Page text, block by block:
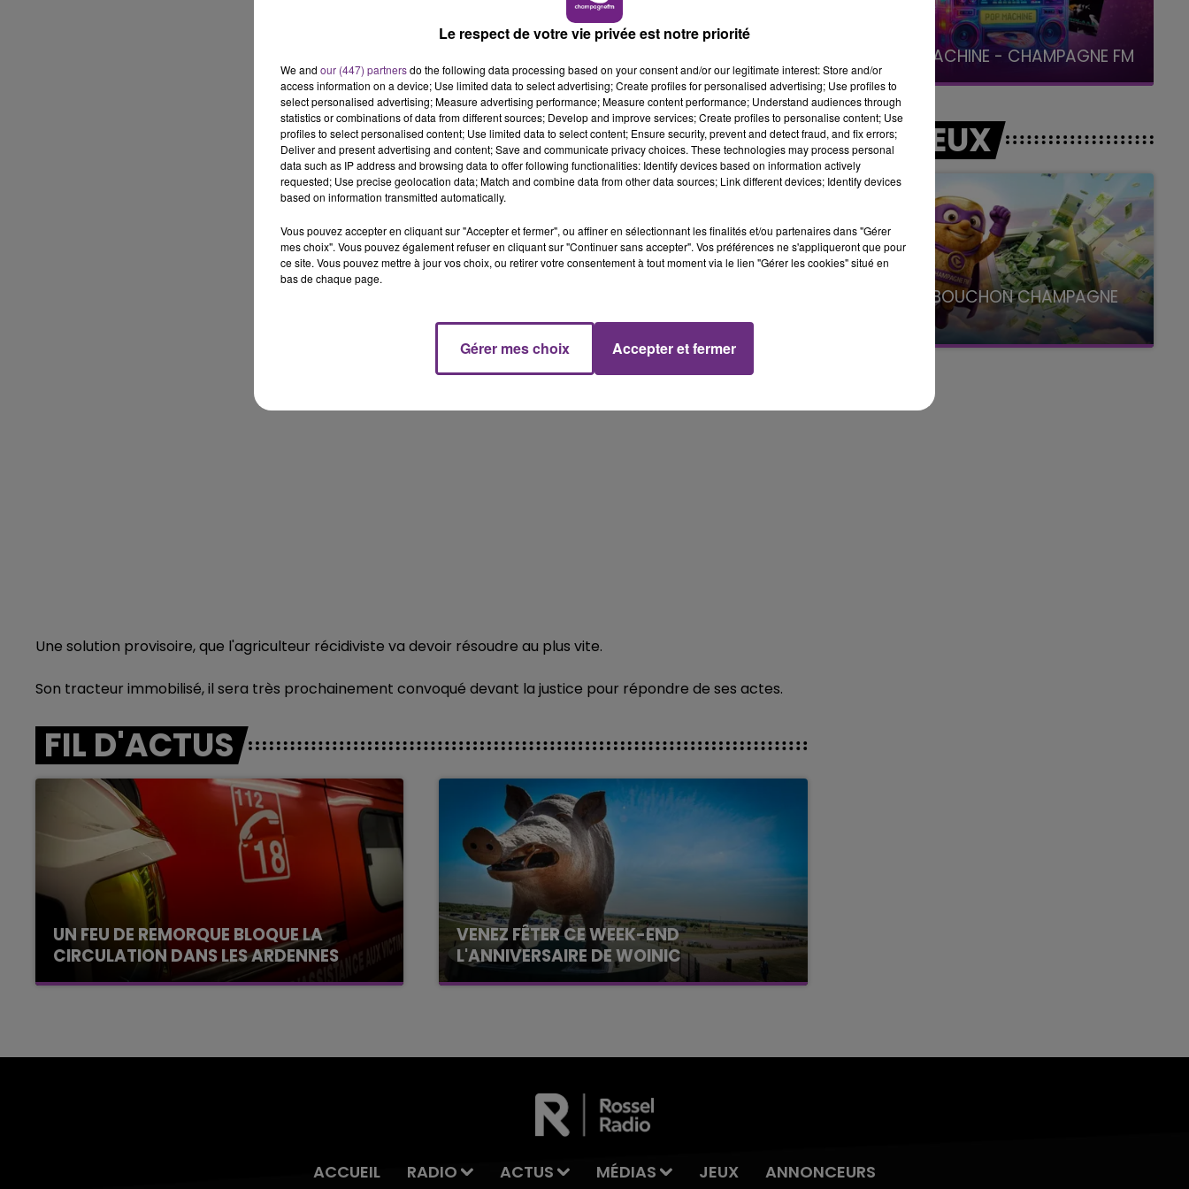
Une solution provisoire, que l'agriculteur récidiviste va devoir résoudre au plus vite.
Son tracteur immobilisé, il sera très prochainement convoqué devant la justice pour répondre de ses actes.
FIL D'ACTUS
UN FEU DE REMORQUE BLOQUE LA
CIRCULATION DANS LES ARDENNES
Un feu de remorque s'est déclaré ce mercredi
VENEZ FÊTER CE WEEK-END
L'ANNIVERSAIRE DE WOINIC
Ce samedi 8 août sera un grand jour :
19h00 - 19h15
LA RADIO POP
LES JEUX
LE SUPER BOUCHON CHAMPAGNE
avec La Famille Champagne FM, à 8H10
ACCUEIL RADIO ACTUS MÉDIAS JEUX ANNONCEURS
Le respect de votre vie privée est notre priorité
We and our (447) partnersdo the following data processing based on your consent and/or our legitimate interest: Store and/or
access information on a device; Use limited data to select advertising; Create profiles for personalised advertising; Use profiles to
select personalised advertising; Measure advertising performance; Measure content performance; Understand audiences through
statistics or combinations of data from different sources; Develop and improve services; Create profiles to personalise content; Use
profiles to select personalised content; Use limited data to select content; Ensure security, prevent and detect fraud, and fix errors;
Deliver and present advertising and content; Save and communicate privacy choices. These technologies may process personal
data such as IP address and browsing data to offer following functionalities: Identify devices based on information actively
requested; Use precise geolocation data; Match and combine data from other data sources; Link different devices; Identify devices
based on information transmitted automatically.
Vous pouvez accepter en cliquant sur "Accepter et fermer", ou affiner en sélectionnant les finalités et/ou partenaires dans "Gérer
mes choix". Vous pouvez également refuser en cliquant sur "Continuer sans accepter". Vos préférences ne s'appliqueront que pour
ce site. Vous pouvez mettre à jour vos choix, ou retirer votre consentement à tout moment via le lien "Gérer les cookies" situé en
bas de chaque page.
Gérer mes choix Accepter et fermer